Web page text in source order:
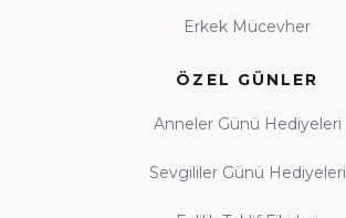
Erkek Mücevher
ÖZEL GÜNLER
Anneler Günü Hediyeleri
Sevgililer Günü Hediyeleri